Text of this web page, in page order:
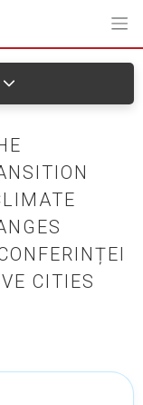
CITIES